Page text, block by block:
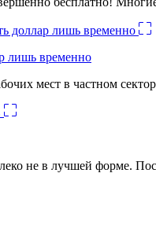
лишь временно
мест в частном
не в лучшей форме.